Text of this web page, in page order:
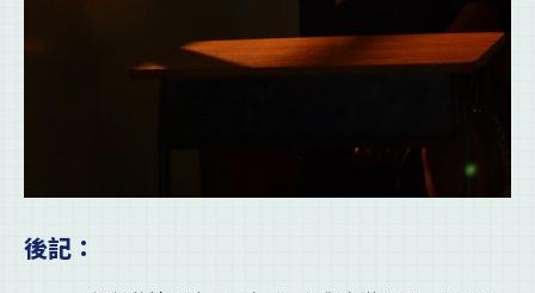
後記：